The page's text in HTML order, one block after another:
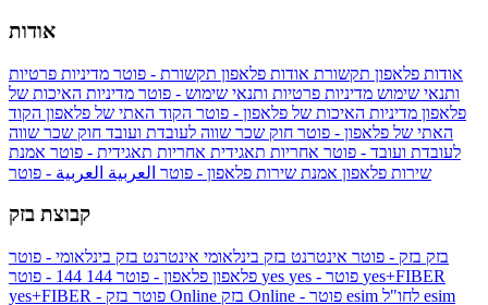
אודות
אודות פלאפון תקשורת אודות פלאפון תקשורת - פוטר מדיניות פרטיות
ותנאי שימוש מדיניות פרטיות ותנאי שימוש - פוטר מדיניות האיכות של
פלאפון מדיניות האיכות של פלאפון - פוטר הקוד האתי של פלאפון הקוד
האתי של פלאפון - פוטר חוק שכר שווה לעובדת ועובד חוק שכר שווה
לעובדת ועובד - פוטר אחריות תאגידית אחריות תאגידית - פוטר אמנת
שירות פלאפון אמנת שירות פלאפון - פוטר العربية العربية - פוטר
קבוצת בזק
בזק בזק - פוטר אינטרנט בזק בינלאומי אינטרנט בזק בינלאומי - פוטר
פלאפון פלאפון - פוטר 144 yes
yes+FIBER
yes+FIBER - פוטר בזק Online esim